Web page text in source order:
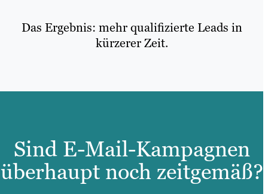
Das Ergebnis: mehr qualifizierte Leads in
kürzerer Zeit.
Sind E-Mail-Kampagnen
überhaupt noch zeitgemäß?